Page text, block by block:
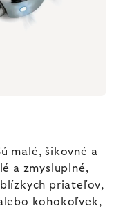
malé, šikovné a
a zmysluplné,
priateľov,
kohokoľvek,